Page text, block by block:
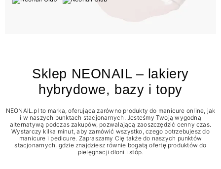
Sklep NEONAIL – lakiery
hybrydowe, bazy i topy
NEONAIL.pl to marka, oferująca zarówno produkty do manicure online, jak
i w naszych punktach stacjonarnych. Jesteśmy Twoją wygodną
alternatywą podczas zakupów, pozwalającą zaoszczędzić cenny czas.
Wystarczy kilka minut, aby zamówić wszystko, czego potrzebujesz do
manicure i pedicure. Zapraszamy Cię także do naszych punktów
stacjonarnych, gdzie znajdziesz równie bogatą ofertę produktów do
pielęgnacji dłoni i stóp.